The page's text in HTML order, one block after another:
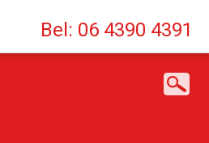
Bel: 06 4390 4391